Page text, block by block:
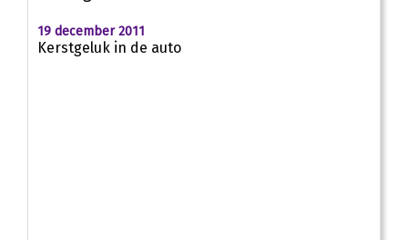
19 december 2011
Kerstgeluk in de auto